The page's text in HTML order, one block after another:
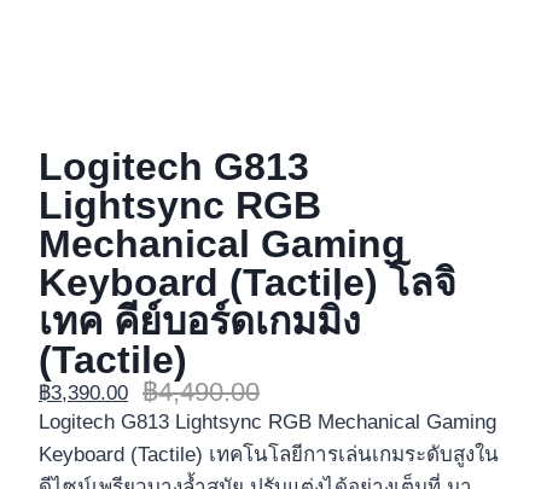
Logitech G813
Lightsync RGB
Mechanical Gaming
Keyboard (Tactile) โลจิ
เทค คีย์บอร์ดเกมมิ่ง
(Tactile)
฿4,490.00
฿3,390.00
Logitech G813 Lightsync RGB Mechanical Gaming
Keyboard (Tactile) เทคโนโลยีการเล่นเกมระดับสูงใน